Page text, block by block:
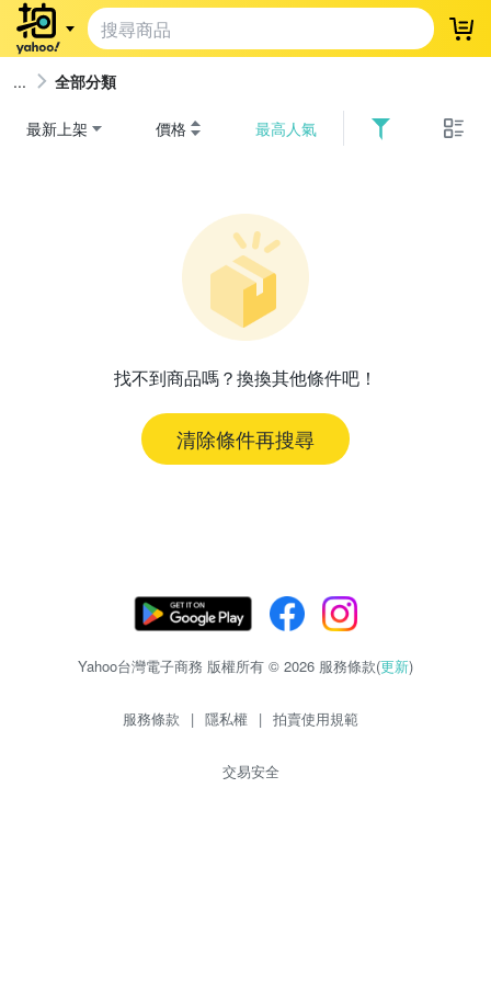
登
全部分類
最新上架 價格 最高人氣
找不到商品嗎？換換其他條件吧！
清除條件再搜尋
Yahoo台灣電子商務 版權所有 © 2026 服務條款(更新)
服務條款 | 隱私權 | 拍賣使用規範
交易安全